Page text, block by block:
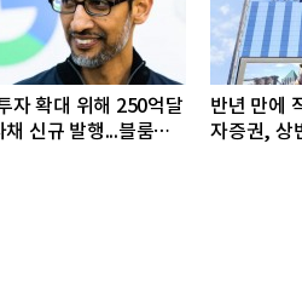
자 확대 위해 250억달
채 신규 발행...블룸버
반년 만에
자증권, 상